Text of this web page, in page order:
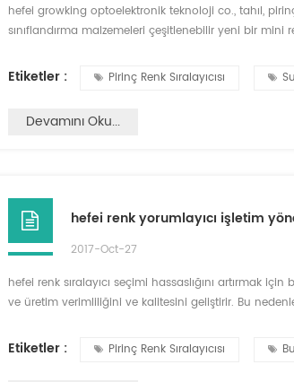
hefei growking optoelektronik teknoloji co., tahıl,
sınıflandırma malzemeleri çeşitlenebilir yeni bir mini
sevildi....
Etiketler : Pirinç Renk Sıralayıcısı
Devamını Oku...
hefei renk yorumlayıcı işletim
2017-Oct-27
hefei renk sıralayıcı seçimi hassaslığını artırmak
ve üretim verimliliğini ve kalitesini geliştirir. Bu nedenle
uzatılmalıdır. ...
Etiketler : Pirinç Renk Sıralayıcısı